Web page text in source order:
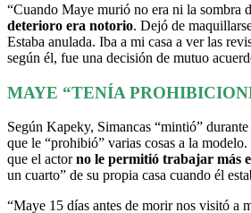
“Cuando Maye murió no era ni la sombra
deterioro era notorio. Dejó de
Estaba anulada. Iba a mi casa a ver las
según él, fue una decisión de mutuo
MAYE “TENÍA
Según Kapeky, Simancas “mintió”
que le “prohibió” varias cosas a la
que el actorno le permitió trabajar más
un cuarto” de su propia casa cuando él
“Maye 15 días antes de morir nos visitó a